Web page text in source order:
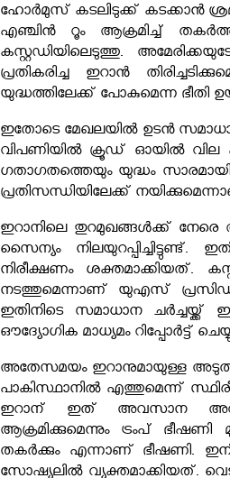
ഹോർമുസ് കടലിടുക്ക് കടക്കാൻ
എഞ്ചിൻ റൂം ആക്രമിച്ച്
കസ്റ്റഡിയിലെടുത്തു.
പ്രതികരിച്ച ഇറാൻ
യുദ്ധത്തിലേക്ക് പോകുമെന്ന ഭീതി
ഇതോടെ മേഖലയിൽ ഉടൻ
വിപണിയിൽ ക്രൂഡ് ഓയിൽ വില
ഗതാഗതത്തെയും യുദ്ധം
പ്രതിസന്ധിയിലേക്ക്
ഇറാനിലെ തുറമുഖങ്ങൾക്ക്
സൈന്യം
നിരീക്ഷണം ശക്തമാക്കിയത്.
നടത്തുമെന്നാണ് യുഎസ്
ഇതിനിടെ സമാധാന ചർച്ചയ്ക്ക്
ഔദ്യോഗിക മാധ്യമം റിപ്പോർട്ട്
അതേസമയം ഇറാനുമായുള്ള അടുത്ത
പാകിസ്ഥാനിൽ എത്തുമെന്ന്
ഇറാന് ഇത് അവസാന
ആക്രമിക്കുമെന്നും ട്രംപ്
തകർക്കും എന്നാണ് ഭീഷണി.
സോഷ്യലിൽ വ്യക്തമാക്കിയത്.